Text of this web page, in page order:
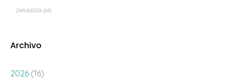
ZARAGOZA (64)
Archivo
2026 (16)